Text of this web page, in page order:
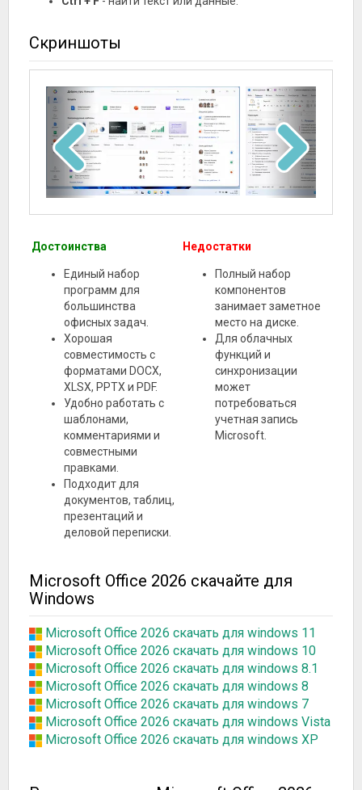
Скриншоты
Достоинства
Единый набор
программ для
большинства
офисных задач.
Хорошая
совместимость с
форматами DOCX,
XLSX, PPTX и PDF.
Удобно работать с
шаблонами,
комментариями и
совместными
правками.
Подходит для
документов, таблиц,
презентаций и
деловой переписки.
Недостатки
Полный набор
компонентов
занимает заметное
место на диске.
Для облачных
функций и
синхронизации
может
потребоваться
учетная запись
Microsoft.
Microsoft Office 2026 скачайте для
Windows
Microsoft Office 2026 скачать для windows 11
Microsoft Office 2026 скачать для windows 10
Microsoft Office 2026 скачать для windows 8.1
Microsoft Office 2026 скачать для windows 8
Microsoft Office 2026 скачать для windows 7
Microsoft Office 2026 скачать для windows Vista
Microsoft Office 2026 скачать для windows XP